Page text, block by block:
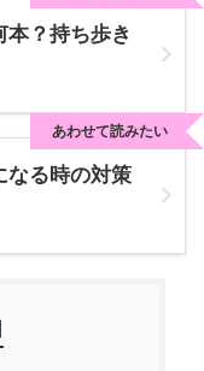
？持ち歩き
なる時の対策
あわせて読みたい